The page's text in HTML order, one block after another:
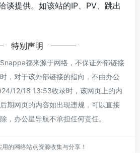
谈提供。如该站的IP、PV、跳出
特别声明
都来源于网络，不保证外部链接
，对于该外部链接的指向，不由办公
12/18 13:53收录时，该网页上的内
期网页的内容如出现违规，可以直接
，办公星导航不承担任何责任。
的网络站点资源收集与分享！